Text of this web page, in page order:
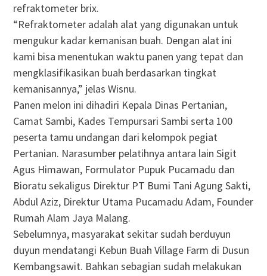
refraktometer brix.
“Refraktometer adalah alat yang digunakan untuk
mengukur kadar kemanisan buah. Dengan alat ini
kami bisa menentukan waktu panen yang tepat dan
mengklasifikasikan buah berdasarkan tingkat
kemanisannya,” jelas Wisnu.
Panen melon ini dihadiri Kepala Dinas Pertanian,
Camat Sambi, Kades Tempursari Sambi serta 100
peserta tamu undangan dari kelompok pegiat
Pertanian. Narasumber pelatihnya antara lain Sigit
Agus Himawan, Formulator Pupuk Pucamadu dan
Bioratu sekaligus Direktur PT Bumi Tani Agung Sakti,
Abdul Aziz, Direktur Utama Pucamadu Adam, Founder
Rumah Alam Jaya Malang.
Sebelumnya, masyarakat sekitar sudah berduyun
duyun mendatangi Kebun Buah Village Farm di Dusun
Kembangsawit. Bahkan sebagian sudah melakukan